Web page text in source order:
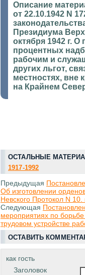
Описание
от 22.10.1942 N
Президиума
октября 1942 г.
процентных
рабочим и
других льгот,
местностях, вне
на Крайнем
ОСТАЛЬНЫЕ
1917-1992
Предыдущая
Об изготовлении
Невского Протокол N 10.
Следующая
мероприятиях по
трудовом устройстве
ОСТАВИТЬ
как гость
Заголовок